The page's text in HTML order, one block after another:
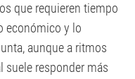
que requieren tiempo
económico y lo
aunque a ritmos
responder más